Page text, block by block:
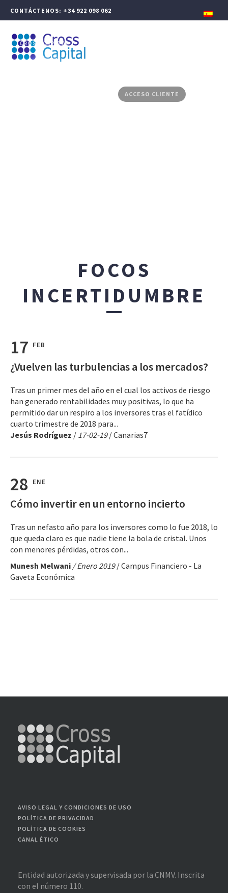
CONTÁCTENOS: +34 922 098 062
CROSS CAPITAL
ACCESO CLIENTE
FOCOS
INCERTIDUMBRE
17 FEB
¿Vuelven las turbulencias a los mercados?
Tras un primer mes del año en el cual los activos de riesgo
han generado rentabilidades muy positivas, lo que ha
permitido dar un respiro a los inversores tras el fatídico
cuarto trimestre de 2018 para...
Jesús Rodríguez / 17-02-19/ Canarias7
28 ENE
Cómo invertir en un entorno incierto
Tras un nefasto año para los inversores como lo fue 2018, lo
que queda claro es que nadie tiene la bola de cristal. Unos
con menores pérdidas, otros con...
Munesh Melwani / Enero 2019/ Campus Financiero - La
Gaveta Económica
AVISO LEGAL Y CONDICIONES DE USO
POLÍTICA DE PRIVACIDAD
POLÍTICA DE COOKIES
CANAL ÉTICO
Entidad autorizada y supervisada por la CNMV. Inscrita
con el número 110.